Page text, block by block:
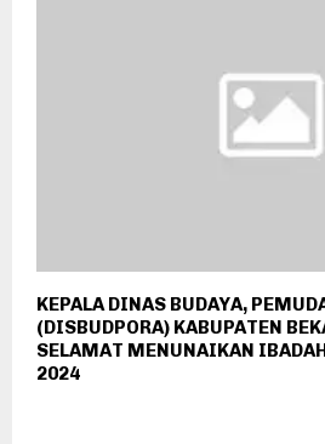
KEPALA DINAS BUDAYA,
(DISBUDPORA) KABUPATEN
SELAMAT MENUNAIKAN
2024